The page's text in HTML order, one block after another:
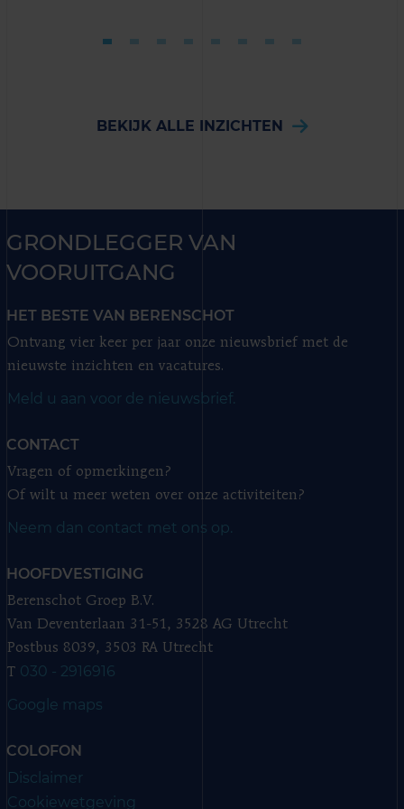
BEKIJK ALLE INZICHTEN
GRONDLEGGER VAN
VOORUITGANG
HET BESTE VAN BERENSCHOT
Ontvang vier keer per jaar onze nieuwsbrief met de
nieuwste inzichten en vacatures.
Meld u aan voor de nieuwsbrief.
CONTACT
Vragen of opmerkingen?
Of wilt u meer weten over onze activiteiten?
Neem dan contact met ons op.
HOOFDVESTIGING
Berenschot Groep B.V.
Van Deventerlaan 31-51, 3528 AG Utrecht
Postbus 8039, 3503 RA Utrecht
T 030 - 2916916
Google maps
COLOFON
Disclaimer
Cookiewetgeving